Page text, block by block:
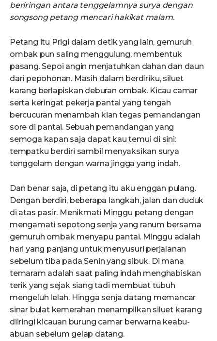
beriringan antara tenggelamnya surya dengan
songsong petang mencari hakikat malam.
Petang itu Prigi dalam detik yang lain, gemuruh
ombak pun saling menggulung, membentuk
pasang. Sepoi angin menjatuhkan dahan dan daun
dari pepohonan. Masih dalam berdiriku, siluet
karang berlapiskan deburan ombak. Kicau camar
serta keringat pekerja pantai yang tengah
bercucuran menambah kian tegas pemandangan
sore di pantai. Sebuah pemandangan yang
semoga kapan saja dapat kau temui di sini:
tempatku berdiri sambil menyaksikan surya
tenggelam dengan warna jingga yang indah.
Dan benar saja, di petang itu aku enggan pulang.
Dengan berdiri, beberapa langkah, jalan dan duduk
di atas pasir. Menikmati Minggu petang dengan
mengamati sepotong senja yang ranum bersama
gemuruh ombak menyapu pantai. Minggu adalah
hari yang panjang untuk menyusuri perjalanan
sebelum tiba pada Senin yang sibuk. Di mana
temaram adalah saat paling indah menghabiskan
terik yang sejak siang tadi membuat tubuh
mengeluh lelah. Hingga senja datang memancar
sinar bulat kemerahan menampilkan siluet karang
diiringi kicauan burung camar berwarna keabu-
abuan sebelum gelap datang.